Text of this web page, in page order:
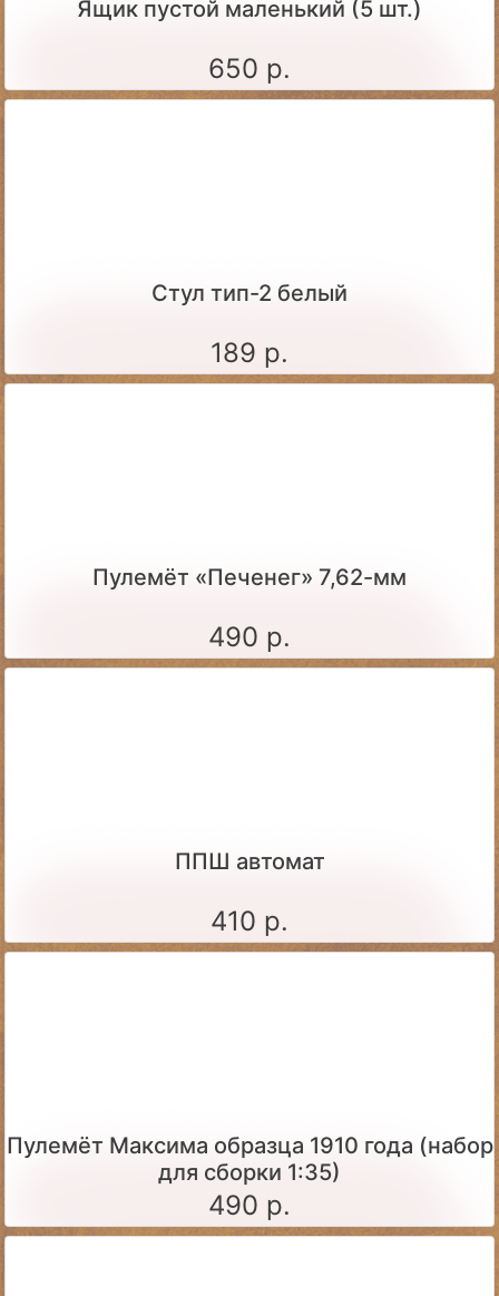
Ящик пустой маленький (5 шт.)
650 р.
Стул тип-2 белый
189 р.
Пулемёт «Печенег» 7,62-мм
490 р.
ППШ автомат
410 р.
Пулемёт Максима образца 1910 года (набор
для сборки 1:35)
490 р.